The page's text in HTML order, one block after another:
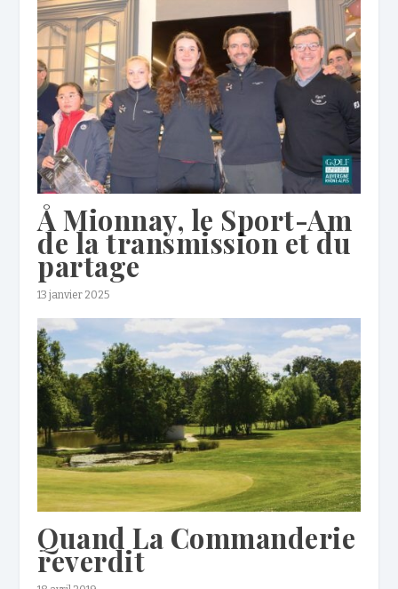
Å Mionnay, le Sport-Am
de la transmission et du
partage
13 janvier 2025
Quand La Commanderie
reverdit